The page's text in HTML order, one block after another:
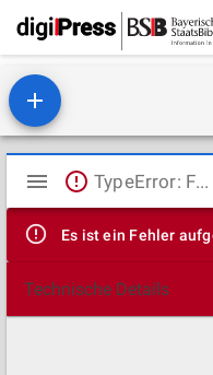
Mirador
Viewer
TypeError: Failed to fetch
Es ist ein Fehler
Technische Details